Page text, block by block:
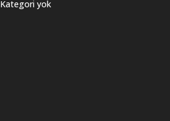
Kategori yok